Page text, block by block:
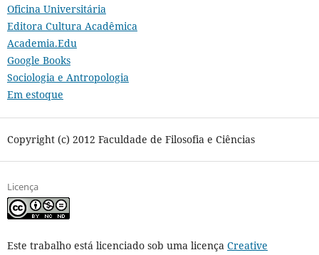
Oficina Universitária
Editora Cultura Acadêmica
Academia.Edu
Google Books
Sociologia e Antropologia
Em estoque
Copyright (c) 2012 Faculdade de Filosofia e Ciências
Licença
Este trabalho está licenciado sob uma licença Creative